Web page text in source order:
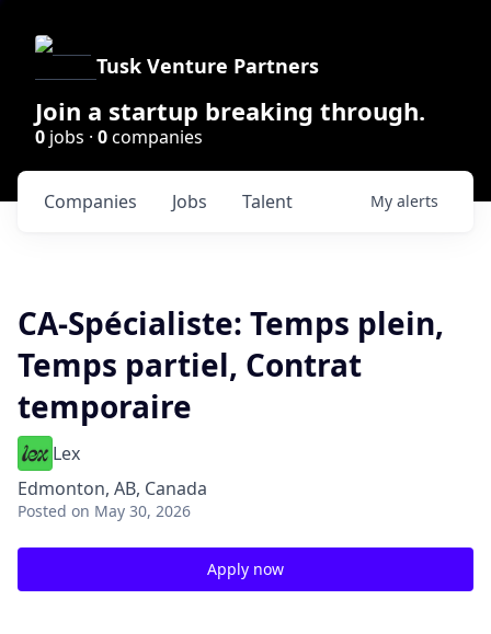
Tusk Venture Partners
Join a startup breaking through.
0 jobs · 0companies
Jobs
Companies Talent My alerts
CA-Spécialiste: Temps plein,
Temps partiel, Contrat
temporaire
Lex
Edmonton, AB, Canada
Posted on May 30, 2026
Apply now